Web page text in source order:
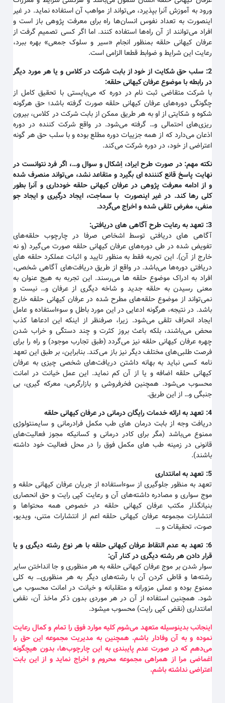
ورود به آموزش آنرا بپذیرد، می‌تواند از مواهب آن استفاده نماید. در غیر
اینصورت به تعداد نفوس انسان‌ها راه برای معرفت پژوهی باز است و
افراد می‌توانند از آن راه‌ها استفاده کنند. اما اگر کسی تصمیم گرفت از
عرفان کیهانی حلقه بمنظور انجام «سیر و سلوک جمعی» بهره ببرد،
رعایت این شرایط و ضوابط قطعا الزامی است.
سلب حق شکایت از خود از بابت شرکت در کلاس و یا هر مورد دیگر
در رابطه با موضوع عرفان کیهانی حلقه:
با شرکت متقاضی ثبت نام در دوره که می‌بایستی با تحقیق کامل از
چگونگی دوره‌های عرفان کیهانی حلقه صورت گرفته باشد؛ حق هرگونه
شکوه و شکایتی از او به هر طریق ممکن از بابت شرکت در کلاس، بیرون
ریزی‌های احتمالی و… گرفته می‌شود. در واقع شرکت کننده در دوره
اذعان می‌دارد که از همه جزییات دوره مطلع بوده و با سلب حق هر گونه
اعتراضی از خود، در دوره شرکت می‌کند.
نکته مهم: در صورت طرح ایراد، اِشکال و سوال و…، اگر فرد نتوانست در
نهایت پاسخ قانع کنننده ای بگیرد و متقاعد نشد، می‌تواند منصرف شده
و از ادامه معرفت پژوهی در عرفان کیهانی حلقه خودداری و آنرا بطور
کلی رها کند. در غیر اینصورت با سماجت، ایجاد درگیری و ایجاد جو
منفی، مغرض تلقی شده و اخراج می‌گردد.
تعهد به رعایت طرح آگاهی های دریافتی:
آگاهی های دریافتی توسط اشخاص صرفا در چارچوب حلقه‌های
تفویض شده در طی دوره‌های عرفان کیهانی حلقه صورت می‌گیرد (و نه
خارج از آن). این تجربه فقط به منظور تایید و اثبات عملکرد حلقه های
دریافتی دوره‌ها می‌باشد. در واقع از طریق دریافت‌های آگاهی شخصی،
افراد به ادراک موضوع حلقه ها می‌رسند. این تجربه به هیج عنوان به
معنی رسیدن به حلقه جدید و شاخه دیگری از عرفان و… نیست و
نمی‌تواند از موضوع حلقه‌های مطرح شده در عرفان کیهانی حلقه خارج
باشد. در نتیجه، هرگونه ادعایی در این مورد باطل و سوءاستفاده و عامل
ایجاد انحراف تلقی می‌شود. زیرا، صرفنظر از اینکه این ادعاها کذب
محض می‌باشند، بلکه باعث بروز کثرت و چند دستگی و خراب شدن
چهره عرفان کیهانی حلقه نیز می‌گردد (طبق تجارب موجود) و راه را برای
فرصت طلبی‌های مختلف دیگر نیز باز می‌کند. بنابراین، بر طبق این تعهد
نامه کسی نباید به بهانه داشتن دریافت‌های شخصی چیزی به عرفان
کیهانی حلقه اضافه و یا از آن کم نماید. این عمل خیانت در امانت
محسوب می‌شود. همچنین فخرفروشی و بازارگرمی، معرکه گیری، بی
جنبگی و… از این طریق.
تعهد به ارائه خدمات رایگان درمانی در عرفان کیهانی حلقه
دریافت وجه از بابت درمان های طب مکمل فرادرمانی و سایمنتولوژی
ممنوع می‌باشد (مگر برای کادر درمانی و کسانیکه مجوز فعالیت‌های
قانونی در زمینه طب های مکمل فوق را در محل فعالیت خود داشته
باشند).
تعهد به امانتداری
تعهد به منظور جلوگیری از سوءاستفاده از جریان عرفان کیهانی حلقه و
موج سواری و مصادره داشته‌های آن و رعایت کپی رایت و حق انحصاری
بنیانگذار مکتب عرفان کیهانی حلقه در خصوص همه محتواها و
انتشارات مجموعه عرفان کیهانی حلقه اعم از انتشارات متنی، ویدیو،
صوت، تحقیقات و …
تعهد به عدم التقاط عرفان کیهانی حلقه با هر نوع رشته دیگری و یا
قرار دادن هر رشته دیگری در کنار آن:
سوار شدن بر موج عرفان کیهانی حلقه به هر منظوری و جا انداختن سایر
رشته‌ها و قاطی کردن آن با رشته‌های دیگر به هر منظوری… به کلی
ممنوع بوده و عملی مزورانه و متقلبانه و خیانت در امانت محسوب می
شود. همچنین استفاده از آن در هر موردی بدون ذکر ماخذ آن، نقض
امانتداری (نقض کپی رایت) محسوب میشود.
اینجانب بدینوسیله متعهد می‌شوم کلیه موارد فوق را تمام و کمال رعایت
نموده و به آن وفادار باشم. همچنین به مدیریت مجموعه این حق را
می‌دهم که در صورت عدم پایبندی به این چارچوب‌ها، بدون هیچگونه
اغماضی مرا از همراهی مجموعه محروم و اخراج نماید و از این بابت
اعتراضی نداشته باشم.